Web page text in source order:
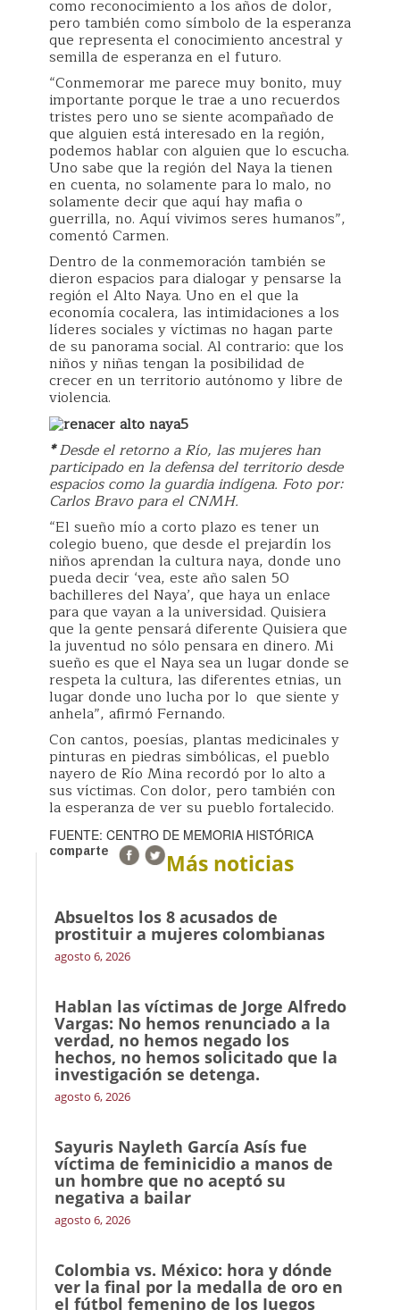
como reconocimiento a los años de dolor,
pero también como símbolo de la esperanza
que representa el conocimiento ancestral y
semilla de esperanza en el futuro.
“Conmemorar me parece muy bonito, muy
importante porque le trae a uno recuerdos
tristes pero uno se siente acompañado de
que alguien está interesado en la región,
podemos hablar con alguien que lo escucha.
Uno sabe que la región del Naya la tienen
en cuenta, no solamente para lo malo, no
solamente decir que aquí hay mafia o
guerrilla, no. Aquí vivimos seres humanos”,
comentó Carmen.
Dentro de la conmemoración también se
dieron espacios para dialogar y pensarse la
región el Alto Naya. Uno en el que la
economía cocalera, las intimidaciones a los
líderes sociales y víctimas no hagan parte
de su panorama social. Al contrario: que los
niños y niñas tengan la posibilidad de
crecer en un territorio autónomo y libre de
violencia.
*Desde el retorno a Río, las mujeres han
participado en la defensa del territorio desde
espacios como la guardia indígena. Foto por:
Carlos Bravo para el CNMH.
“El sueño mío a corto plazo es tener un
colegio bueno, que desde el prejardín los
niños aprendan la cultura naya, donde uno
pueda decir ‘vea, este año salen 50
bachilleres del Naya’, que haya un enlace
para que vayan a la universidad. Quisiera
que la gente pensará diferente Quisiera que
la juventud no sólo pensara en dinero. Mi
sueño es que el Naya sea un lugar donde se
respeta la cultura, las diferentes etnias, un
lugar donde uno lucha por lo que siente y
anhela”, afirmó Fernando.
Con cantos, poesías, plantas medicinales y
pinturas en piedras simbólicas, el pueblo
nayero de Río Mina recordó por lo alto a
sus víctimas. Con dolor, pero también con
la esperanza de ver su pueblo fortalecido.
FUENTE: CENTRO DE MEMORIA HISTÓRICA
comparte Más noticias
Absueltos los 8 acusados de
prostituir a mujeres colombianas
agosto 6, 2026
Hablan las víctimas de Jorge Alfredo
Vargas: No hemos renunciado a la
verdad, no hemos negado los
hechos, no hemos solicitado que la
investigación se detenga.
agosto 6, 2026
Sayuris Nayleth García Asís fue
víctima de feminicidio a manos de
un hombre que no aceptó su
negativa a bailar
agosto 6, 2026
Colombia vs. México: hora y dónde
ver la final por la medalla de oro en
el fútbol femenino de los Juegos